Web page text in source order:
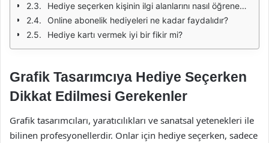
Hediye seçerken kişinin ilgi alanlarını nasıl öğrenebilirim?
Online abonelik hediyeleri ne kadar faydalıdır?
Hediye kartı vermek iyi bir fikir mi?
Grafik Tasarımcıya Hediye Seçerken
Dikkat Edilmesi Gerekenler
Grafik tasarımcıları, yaratıcılıkları ve sanatsal yetenekleri ile
bilinen profesyonellerdir. Onlar için hediye seçerken, sadece